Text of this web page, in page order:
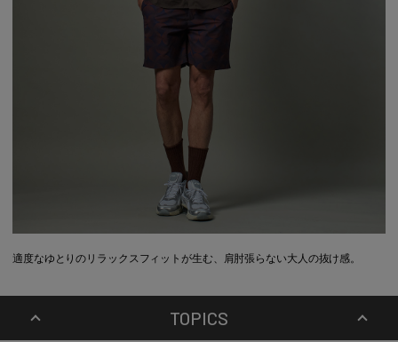
適度なゆとりのリラックスフィットが生む、肩肘張らない大人の抜け感。
TOPICS